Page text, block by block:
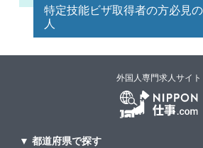
特定技能ビザ取得者の方必見
人
外国人専門求人サイト
▼ 都道府県で探す